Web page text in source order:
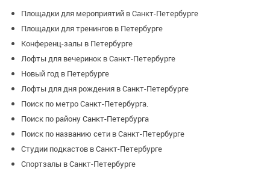
15 дней до даты проведения, возврат 75%
7 дней до даты проведения, возврат 50%
5 дней до даты проведения, возврат 25%
3 дня до даты проведения, возврат 0%, от суммы заказа!
Площадки для мероприятий в Санкт-Петербурге
Площадки для тренингов в Петербурге
Конференц-залы в Петербурге
Лофты для вечеринок в Санкт-Петербурге
Новый год в Петербурге
Лофты для дня рождения в Санкт-Петербурге
Поиск по метро Санкт-Петербурга.
Поиск по району Санкт-Петербурга
Поиск по названию сети в Санкт-Петербурге
Студии подкастов в Санкт-Петербурге
Спортзалы в Санкт-Петербурге